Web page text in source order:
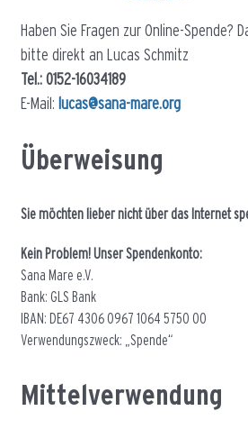
Haben Sie Fragen zur Online-Spende?
bitte direkt an Lucas Schmitz
Tel.: 0152-16034189
E-Mail: lucas@sana-mare.org
Überweisung
Sie möchten lieber nicht über das Internet
Kein Problem! Unser Spendenkonto:
Sana Mare e.V.
Bank: GLS Bank
IBAN: DE67 4306 0967 1064 5750 00
Verwendungszweck: „Spende“
Mittelverwendung